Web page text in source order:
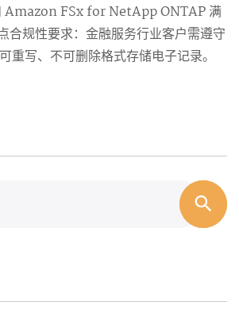
Amazon FSx for NetApp ONTAP 满
合规性要求：金融服务行业客户需遵守
重写、不可删除格式存储电子记录。